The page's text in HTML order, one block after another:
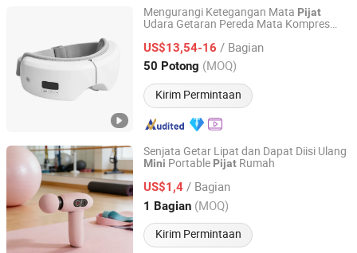
Mengurangi Ketegangan Mata Pijat
Udara Getaran Pereda Mata Kompres
Digital
US$13,54-16 / Bagian
50 Potong (MOQ)
Kirim Permintaan
Chenfeng Future (Fu'an) Technology Co., Ltd.
Fujian, China Harga mulai 2025
Senjata Getar Lipat dan Dapat Diisi Ulang
Mini Portable Pijat Rumah
US$1,4 / Bagian
1 Bagian (MOQ)
Kirim Permintaan
Wenzhou Shifengxu Technology Co., Ltd.
Zhejiang, China Harga mulai 2026